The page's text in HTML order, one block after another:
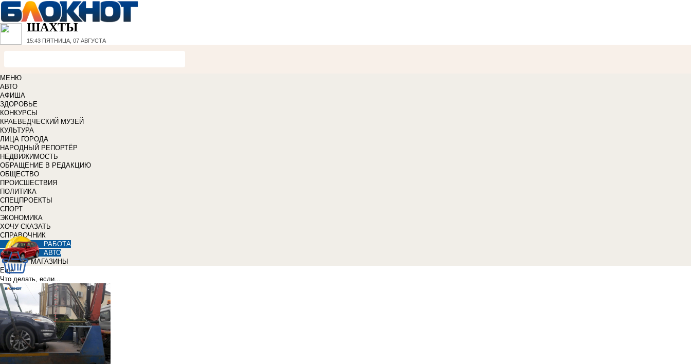
ШАХТЫ
15:43 ПЯТНИЦА, 07 АВГУСТА
МЕНЮ
АВТО
АФИША
ЗДОРОВЬЕ
КОНКУРСЫ
КРАЕВЕДЧЕСКИЙ МУЗЕЙ
КУЛЬТУРА
ЛИЦА ГОРОДА
НАРОДНЫЙ РЕПОРТЁР
НЕДВИЖИМОСТЬ
ОБРАЩЕНИЕ В РЕДАКЦИЮ
ОБЩЕСТВО
ПРОИСШЕСТВИЯ
ПОЛИТИКА
СПЕЦПРОЕКТЫ
СПОРТ
ЭКОНОМИКА
ХОЧУ СКАЗАТЬ
СПРАВОЧНИК
РАБОТА
АВТО
МАГАЗИНЫ
Еще
Что делать, если...